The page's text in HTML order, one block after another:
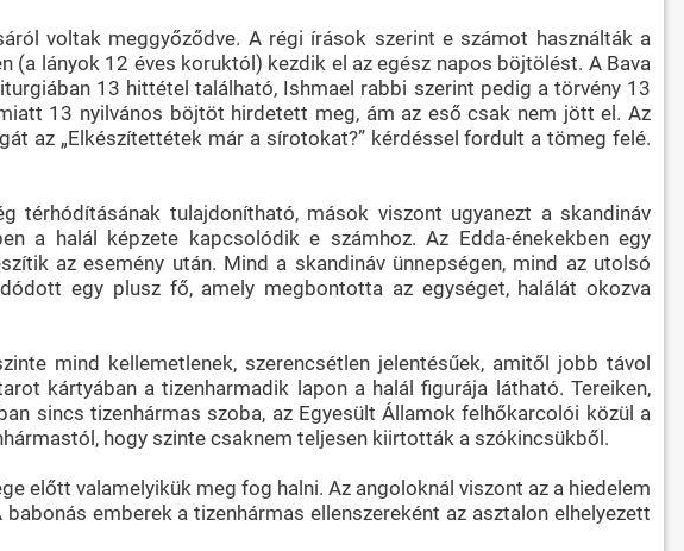
voltak meggyőződve. A régi írások szerint e számot használták a
lányok 12 éves koruktól) kezdik el az egész napos böjtölést. A Bava
13 hittétel található, Ishmael rabbi szerint pedig a törvény 13
13 nyilvános böjtöt hirdetett meg, ám az eső csak nem jött el. Az
az „Elkészítettétek már a sírotokat?” kérdéssel fordult a tömeg felé.
térhódításának tulajdonítható, mások viszont ugyanezt a skandináv
a halál képzete kapcsolódik e számhoz. Az Edda-énekekben egy
az esemény után. Mind a skandináv ünnepségen, mind az utolsó
egy plusz fő, amely megbontotta az egységet, halálát okozva
mind kellemetlenek, szerencsétlen jelentésűek, amitől jobb távol
kártyában a tizenharmadik lapon a halál figurája látható. Tereiken,
sincs tizenhármas szoba, az Egyesült Államok felhőkarcolói közül a
hogy szinte csaknem teljesen kiirtották a szókincsükből.
előtt valamelyikük meg fog halni. Az angoloknál viszont az a hiedelem
emberek a tizenhármas ellenszereként az asztalon elhelyezett